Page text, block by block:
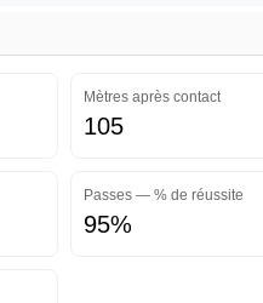
Mètres après contact
105
Passes — % de réussite
95%